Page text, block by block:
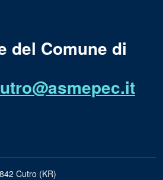
del Comune di
Cutro (KR)